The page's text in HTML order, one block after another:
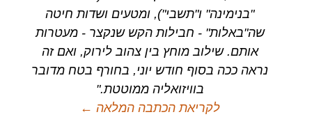
"בנימינה" ו"תשבי‭,("‬ ומטעים ושדות חיטה
שה"באלות" - חבילות הקש שנקצר - מעטרות
אותם. שילוב מוחץ בין צהוב לירוק, ואם זה
נראה ככה בסוף חודש יוני, בחורף בטח מדובר
בוויזואליה ממוטטת."
לקריאת הכתבה המלאה ←